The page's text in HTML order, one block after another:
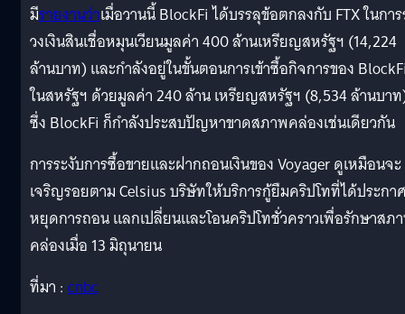
มีรายงานว่าเมื่อวานนี้ BlockFi ได้บรรลุข้อตกลงกับ FTX ในกา
วงเงินสินเชื่อหมุนเวียนมูลค่า 400 ล้านเหรียญสหรัฐฯ (14,224
ล้านบาท) และกำลังอยู่ในขั้นตอนการเข้าซื้อกิจการของ
ในสหรัฐฯ ด้วยมูลค่า 240 ล้าน เหรียญสหรัฐฯ (8,534 ล้านบา
ซึ่ง BlockFi ก็กำลังประสบปัญหาขาดสภาพคล่องเช่นเดียวกัน
การระงับการซื้อขายและฝากถอนเงินของ Voyager ดูเหมือนจะ
เจริญรอยตาม Celsius บริษัทให้บริการกู้ยืมคริปโทที่ได้ประกา
หยุดการถอน แลกเปลี่ยนและโอนคริปโทชั่วคราวเพื่อรักษาสภ
คล่องเมื่อ 13 มิถุนายน
ที่มา : cnbc